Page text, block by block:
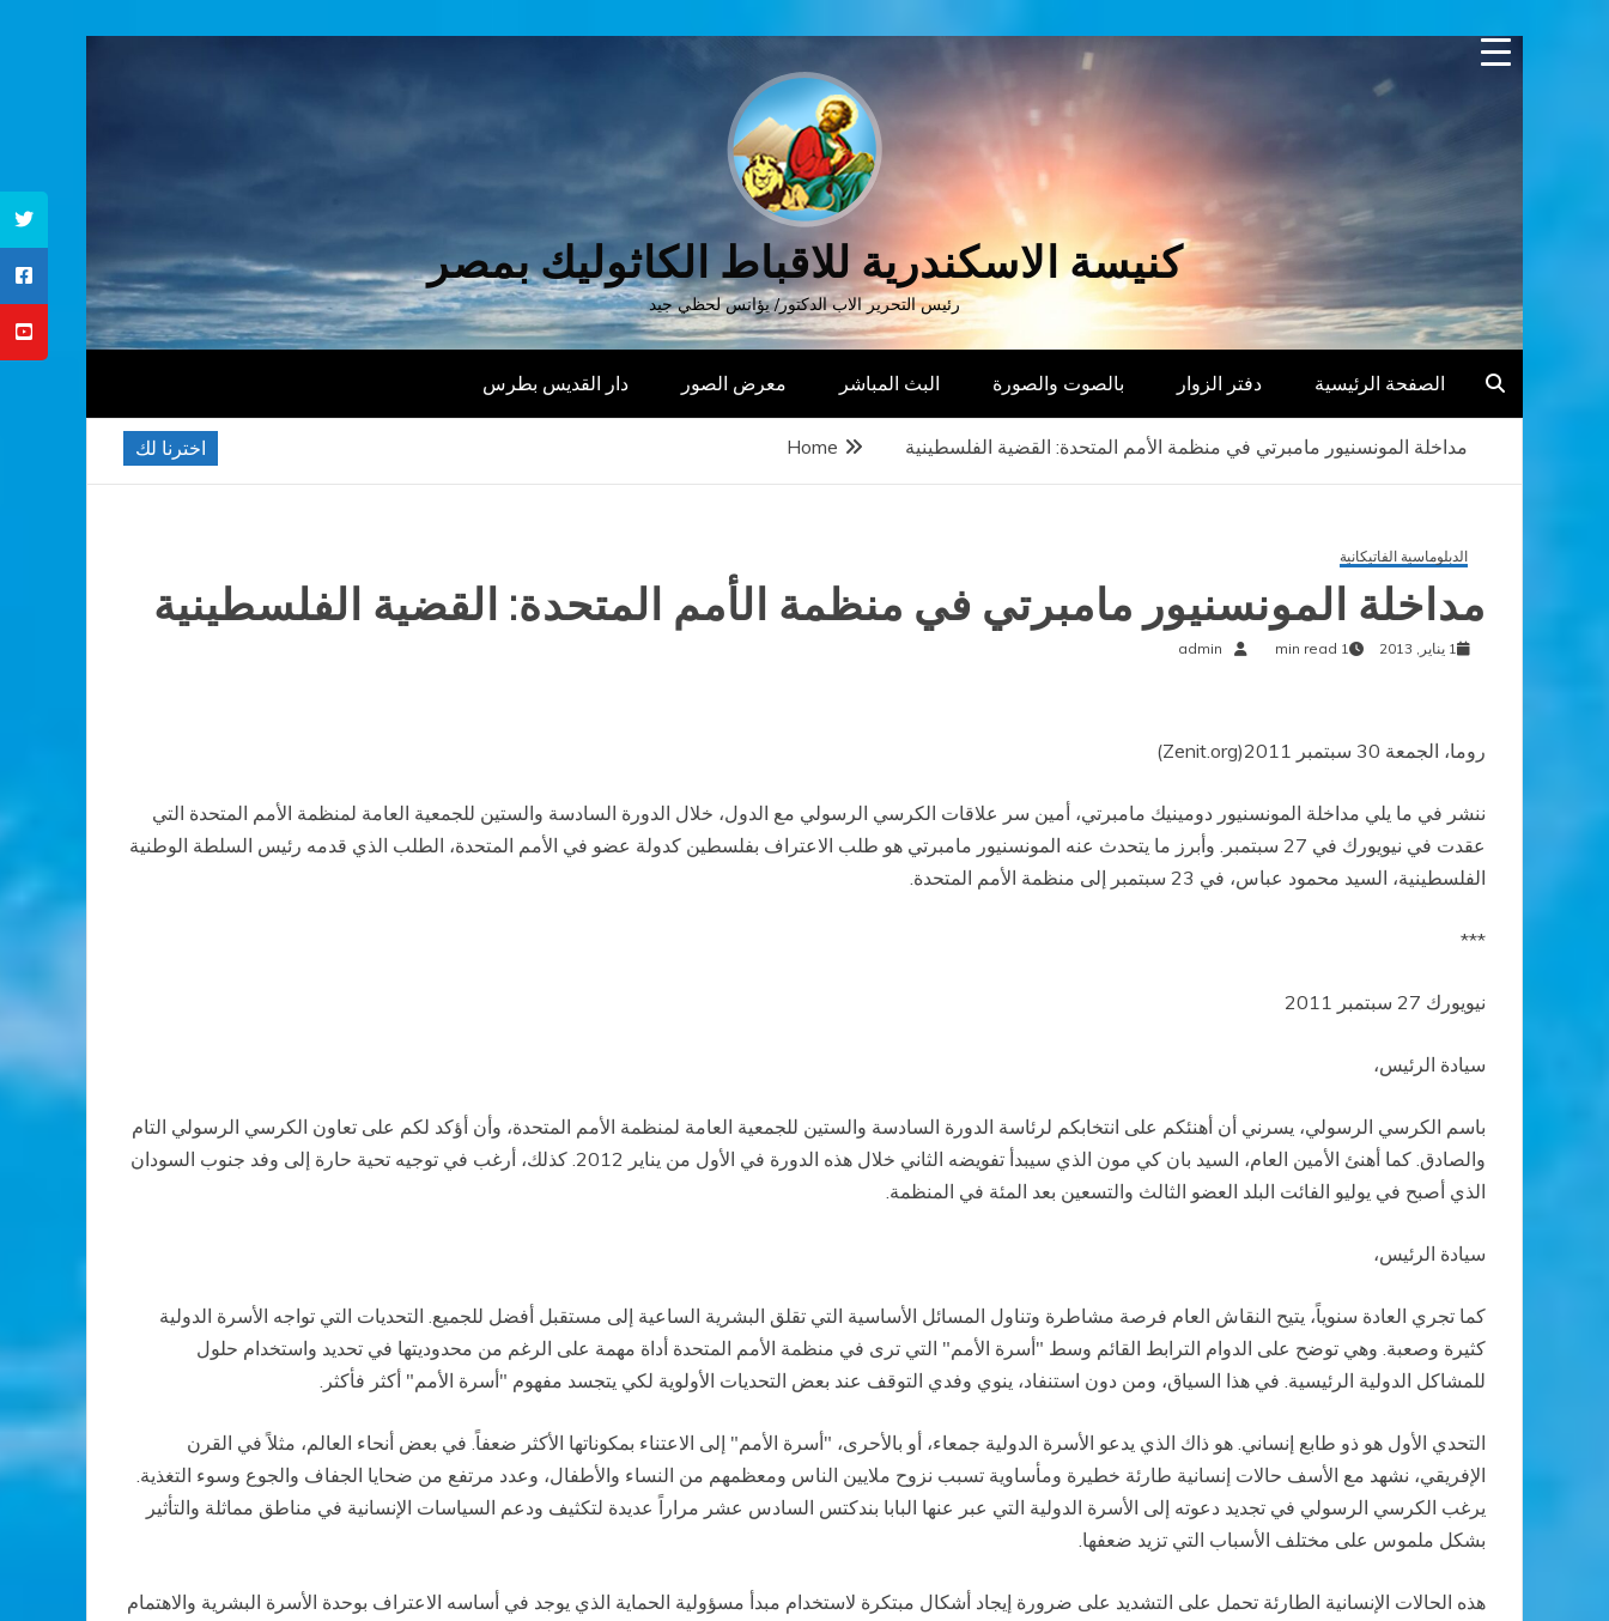
Skip
كنيسة الاسكندرية للاقباط الكاثوليك بمصر
رئيس التحرير الاب الدكتور/ يؤانس لحظي جيد
الصفحة الرئيسية دفتر الزوار بالصوت والصورة البث المباشر معرض الصور دار القديس بطرس
اخترنا لك Home مداخلة المونسنيور مامبرتي في منظمة الأمم المتحدة: القضية الفلسطينية
الدبلوماسية الفاتيكانية
مداخلة المونسنيور مامبرتي في منظمة الأمم المتحدة: القضية الفلسطينية
1 يناير, 2013 1 min read
admin
روما، الجمعة 30 سبتمبر 2011(Zenit.org)
ننشر في ما يلي مداخلة المونسنيور دومينيك مامبرتي، أمين سر علاقات الكرسي الرسولي مع الدول، خلال الدورة السادسة والستين للجمعية العامة لمنظمة الأمم المتحدة التي
عقدت في نيويورك في 27 سبتمبر. وأبرز ما يتحدث عنه المونسنيور مامبرتي هو طلب الاعتراف بفلسطين كدولة عضو في الأمم المتحدة، الطلب الذي قدمه رئيس السلطة الوطنية
الفلسطينية، السيد محمود عباس، في 23 سبتمبر إلى منظمة الأمم المتحدة.
***
نيويورك 27 سبتمبر 2011
سيادة الرئيس،
باسم الكرسي الرسولي، يسرني أن أهنئكم على انتخابكم لرئاسة الدورة السادسة والستين للجمعية العامة لمنظمة الأمم المتحدة، وأن أؤكد لكم على تعاون الكرسي الرسولي التام
والصادق. كما أهنئ الأمين العام، السيد بان كي مون الذي سيبدأ تفويضه الثاني خلال هذه الدورة في الأول من يناير 2012. كذلك، أرغب في توجيه تحية حارة إلى وفد جنوب السودان
الذي أصبح في يوليو الفائت البلد العضو الثالث والتسعين بعد المئة في المنظمة.
سيادة الرئيس،
كما تجري العادة سنوياً، يتيح النقاش العام فرصة مشاطرة وتناول المسائل الأساسية التي تقلق البشرية الساعية إلى مستقبل أفضل للجميع. التحديات التي تواجه الأسرة الدولية
كثيرة وصعبة. وهي توضح على الدوام الترابط القائم وسط "أسرة الأمم" التي ترى في منظمة الأمم المتحدة أداة مهمة على الرغم من محدوديتها في تحديد واستخدام حلول
للمشاكل الدولية الرئيسية. في هذا السياق، ومن دون استنفاد، ينوي وفدي التوقف عند بعض التحديات الأولوية لكي يتجسد مفهوم "أسرة الأمم" أكثر فأكثر.
التحدي الأول هو ذو طابع إنساني. هو ذاك الذي يدعو الأسرة الدولية جمعاء، أو بالأحرى، "أسرة الأمم" إلى الاعتناء بمكوناتها الأكثر ضعفاً. في بعض أنحاء العالم، مثلاً في القرن
الإفريقي، نشهد مع الأسف حالات إنسانية طارئة خطيرة ومأساوية تسبب نزوح ملايين الناس ومعظمهم من النساء والأطفال، وعدد مرتفع من ضحايا الجفاف والجوع وسوء التغذية.
يرغب الكرسي الرسولي في تجديد دعوته إلى الأسرة الدولية التي عبر عنها البابا بندكتس السادس عشر مراراً عديدة لتكثيف ودعم السياسات الإنسانية في مناطق مماثلة والتأثير
بشكل ملموس على مختلف الأسباب التي تزيد ضعفها.
هذه الحالات الإنسانية الطارئة تحمل على التشديد على ضرورة إيجاد أشكال مبتكرة لاستخدام مبدأ مسؤولية الحماية الذي يوجد في أساسه الاعتراف بوحدة الأسرة البشرية والاهتمام